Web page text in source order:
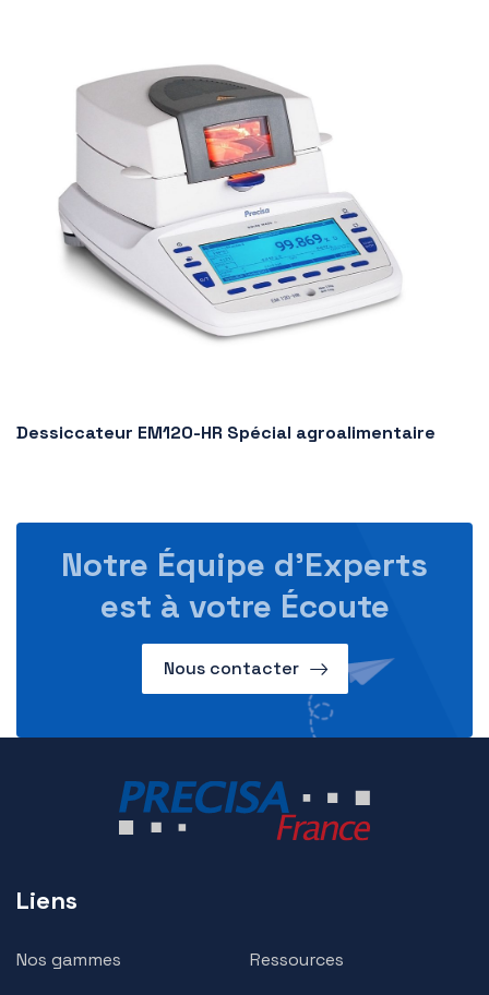
Dessiccateur EM120-HR Spécial agroalimentaire
Notre Équipe d’Experts
est à votre Écoute
Nous contacter
Liens
Nos gammes Ressources